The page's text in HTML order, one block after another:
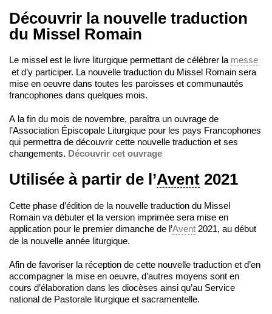
Découvrir la nouvelle traduction
du Missel Romain
Le missel est le livre liturgique permettant de célébrer la messe
et d’y participer. La nouvelle traduction du Missel Romain sera
mise en oeuvre dans toutes les paroisses et communautés
francophones dans quelques mois.
A la fin du mois de novembre, paraîtra un ouvrage de
l’Association Épiscopale Liturgique pour les pays Francophones
qui permettra de découvrir cette nouvelle traduction et ses
changements. Découvrir cet ouvrage
Utilisée à partir de l’Avent 2021
Cette phase d’édition de la nouvelle traduction du Missel
Romain va débuter et la version imprimée sera mise en
application pour le premier dimanche de l’Avent 2021, au début
de la nouvelle année liturgique.
Afin de favoriser la réception de cette nouvelle traduction et d’en
accompagner la mise en oeuvre, d’autres moyens sont en
cours d’élaboration dans les diocèses ainsi qu’au Service
national de Pastorale liturgique et sacramentelle.